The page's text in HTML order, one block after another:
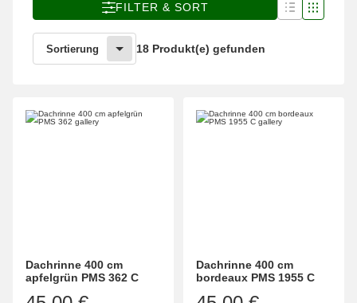
FILTER & SORT
Sortierung 18 Produkt(e) gefunden
Dachrinne 400 cm
apfelgrün PMS 362 C
Dachrinne 400 cm
bordeaux PMS 1955 C